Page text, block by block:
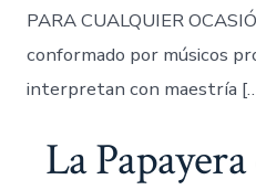
PARA CUALQUIER
conformado por músicos
interpretan con maestría
La